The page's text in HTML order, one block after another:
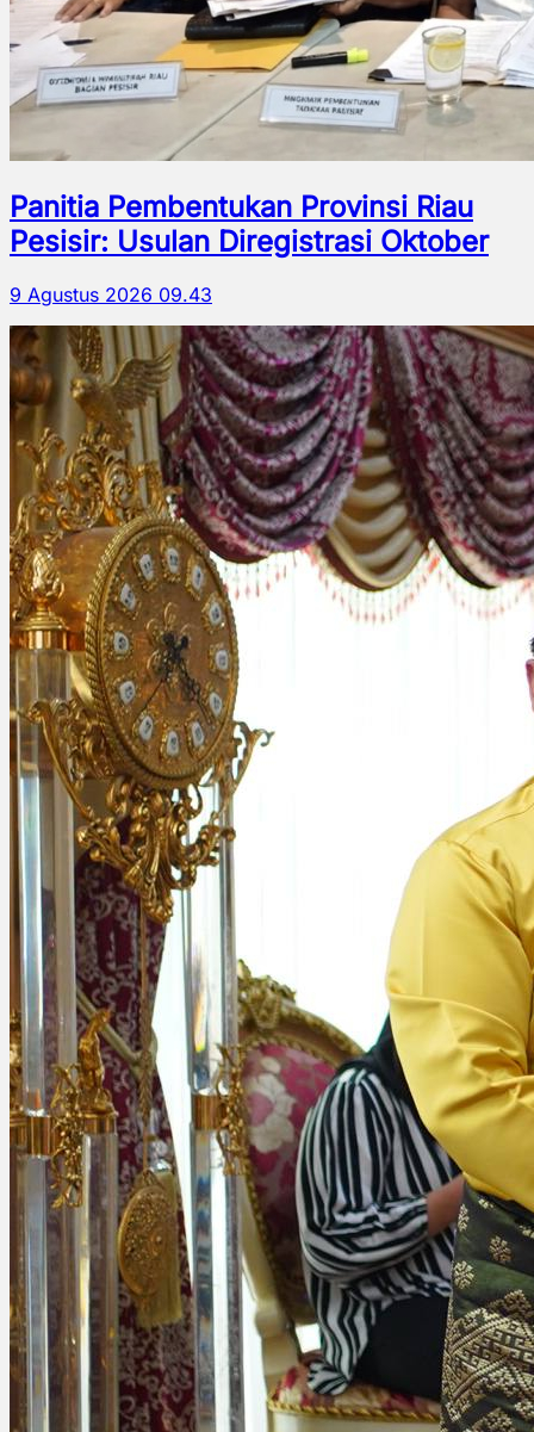
Panitia Pembentukan Provinsi Riau
Pesisir: Usulan Diregistrasi Oktober
9 Agustus 2026 09.43